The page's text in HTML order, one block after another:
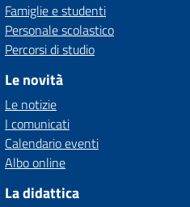
Famiglie e studenti
Personale scolastico
Percorsi di studio
Le novità
Le notizie
I comunicati
Calendario eventi
Albo online
La didattica